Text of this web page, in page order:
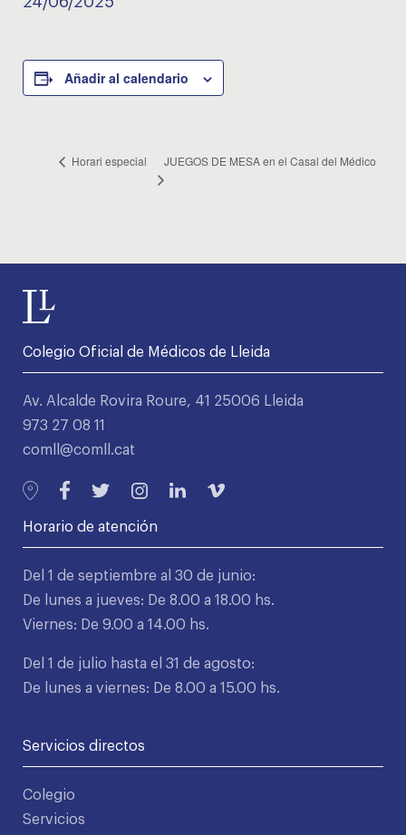
Añadir al calendario
Horari especial JUEGOS DE MESA en el Casal del Médico
Colegio Oficial de Médicos de Lleida
Av. Alcalde Rovira Roure, 41 25006 Lleida
973 27 08 11
comll@comll.cat
Horario de atención
Del 1 de septiembre al 30 de junio:
De lunes a jueves: De 8.00 a 18.00 hs.
Viernes: De 9.00 a 14.00 hs.
Del 1 de julio hasta el 31 de agosto:
De lunes a viernes: De 8.00 a 15.00 hs.
Servicios directos
Colegio
Servicios